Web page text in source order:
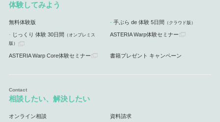
体験してみよう
無料体験版 手ぶら de 体験 5日間 （クラウド版）
じっくり 体験 30日間 （オンプレミス
版）
ASTERIA Warp体験セミナー
ASTERIA Warp Core体験セミナー 書籍プレゼント キャンペーン
相談したい、解決したい
オンライン相談 資料請求